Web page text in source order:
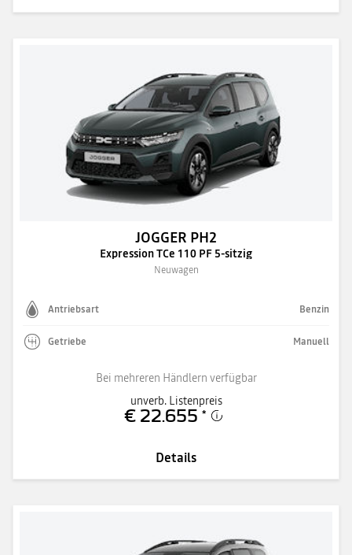
JOGGER PH2
Expression TCe 110 PF 5-sitzig
Neuwagen
Antriebsart Benzin
Getriebe Manuell
Bei mehreren Händlern verfügbar
unverb. Listenpreis
€ 22.655 *
Details